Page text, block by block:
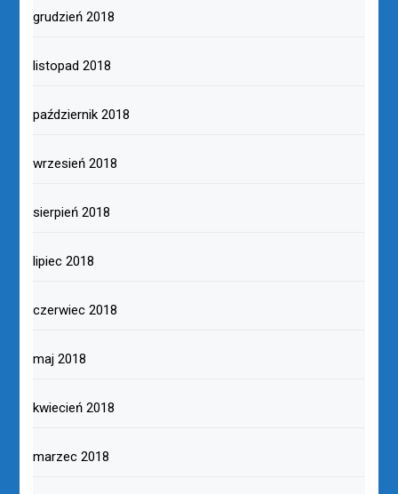
grudzień 2018
listopad 2018
październik 2018
wrzesień 2018
sierpień 2018
lipiec 2018
czerwiec 2018
maj 2018
kwiecień 2018
marzec 2018